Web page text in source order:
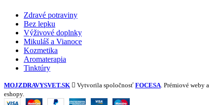
Zdravé potraviny
Bez lepku
Výživové doplnky
Mikuláš a Vianoce
Kozmetika
Aromaterapia
Tinktúry
MOJZDRAVYSVET.SK Vytvorila spoločnosť FOCESA. Prémiové weby a
eshopy.